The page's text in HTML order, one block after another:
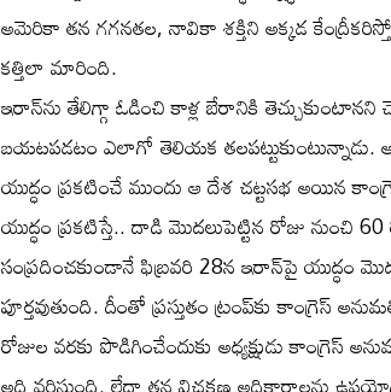
అమెరికా తన గగనతల, నావికా శక్తిని అక్కడ
కత్తిలా మారింది.
ఇరాన్‌ను తేలిగ్గా ఓడించి కాళ్ల బేరానికి తెచ్చుకుంటానని
బయటపడటం ఎలాగో తెలియక తలపట్టుకుంటున్నాడు.
యుద్ధం ప్రకటించే ముందు ఆ దేశ చట్టసభ అయిన
యుద్ధం ప్రకటిస్తే.. దాడి మొదలుపెట్టిన రోజు నుంచి
సంప్రదించకుండానే ఫిబ్రవరి 28న ఇరాన్‌పై యుద్ధం
పూర్తవుతుంది. దీంతో ప్రస్తుతం ట్రంప్‌కు కాంగ్రెస్‌
రోజుల వరకు పొడిగించేందుకు అధ్యక్షుడు